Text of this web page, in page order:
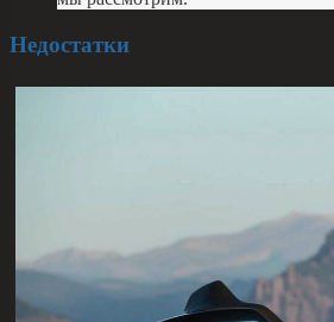
Недостатки